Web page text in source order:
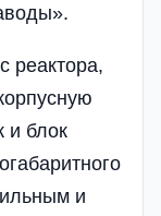
реактора,
и блок
и